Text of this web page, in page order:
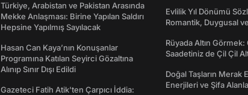
Türkiye, Arabistan ve Pakistan Arasında
Mekke Anlaşması: Birine Yapılan Saldırı
Hepsine Yapılmış Sayılacak
Hasan Can Kaya’nın Konuşanlar
Programına Katılan Seyirci Gözaltına
Alınıp Sınır Dışı Edildi
Gazeteci Fatih Atik'ten Çarpıcı İddia:
Evlilik Yıl Dönümü
Romantik, Duygusal
Rüyada Altın
Saadetiniz de Çil Çil
Doğal Taşların Merak
Enerjileri ve Şifa